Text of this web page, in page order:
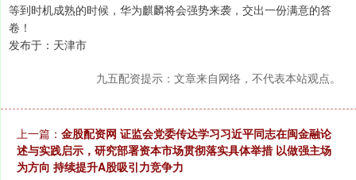
等到时机成熟的时候，华为麒麟将会强势来袭，交出一份满意的答
卷！
发布于：天津市
九五配资提示：文章来自网络，不代表本站观点。
上一篇： 金股配资网 证监会党委传达学习习近平同志在闽金融论
述与实践启示，研究部署资本市场贯彻落实具体举措 以做强主场
为方向 持续提升A股吸引力竞争力